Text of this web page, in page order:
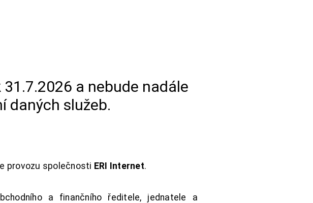
a nebude nadále
daných služeb.
provozu společnosti ERI Internet.
a finančního ředitele, jednatele a